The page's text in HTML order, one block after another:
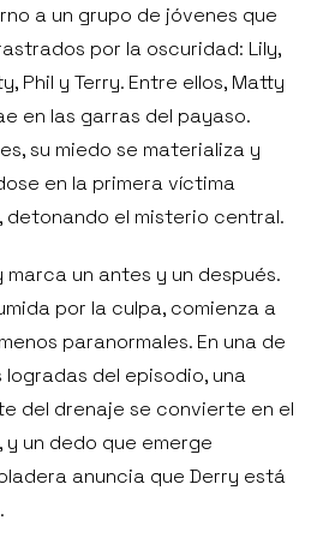
a un grupo de jóvenes que
por la oscuridad: Lily,
Phil y Terry. Entre ellos, Matty
en las garras del payaso.
su miedo se materializa y
en la primera víctima
detonando el misterio central.
un antes y un después.
por la culpa, comienza a
paranormales. En una de
logradas del episodio, una
del drenaje se convierte en el
un dedo que emerge
anuncia que Derry está